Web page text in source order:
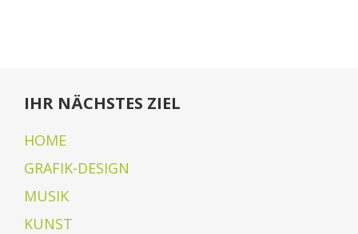
IHR NÄCHSTES ZIEL
HOME
GRAFIK-DESIGN
MUSIK
KUNST